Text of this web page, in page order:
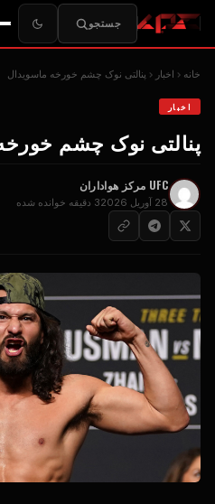
جستجو
خانه اخبار پنالتی نوک چشم خورخه ماسویدال
اخبار
پنالتی نوک چشم
UFC مرکز هواداران
28 آوریل 2026 3 دقیقه خوانده شده